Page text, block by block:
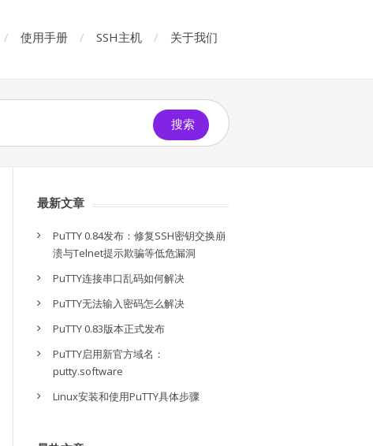
使用手册 SSH主机 关于我们
搜索
最新文章
PuTTY 0.84发布：修复SSH密钥交换崩
溃与Telnet提示欺骗等低危漏洞
PuTTY连接串口乱码如何解决
PuTTY无法输入密码怎么解决
PuTTY 0.83版本正式发布
PuTTY启用新官方域名：
putty.software
Linux安装和使用PuTTY具体步骤